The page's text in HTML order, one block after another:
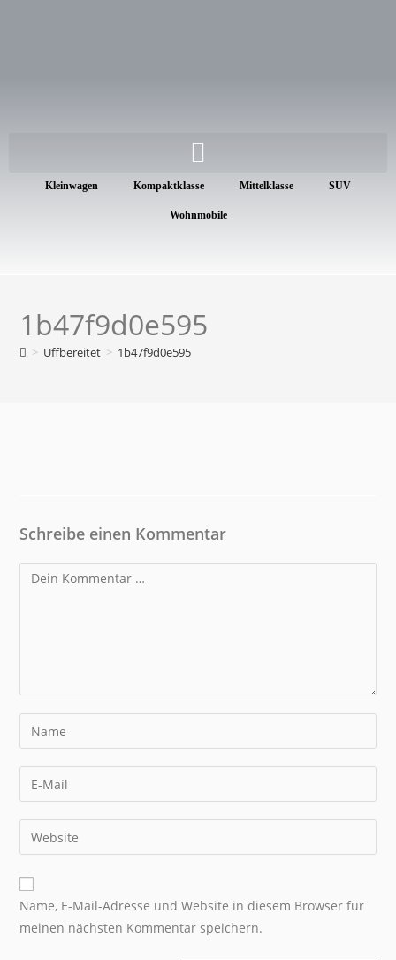
Kleinwagen Kompaktklasse Mittelklasse SUV
Wohnmobile
1b47f9d0e595
> Uffbereitet > 1b47f9d0e595
Schreibe einen Kommentar
Name, E-Mail-Adresse und Website in diesem Browser für
meinen nächsten Kommentar speichern.